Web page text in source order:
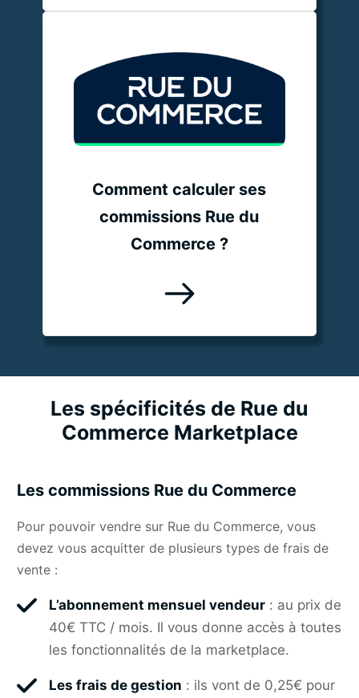
Comment calculer ses
commissions Rue du
Commerce ?
Les spécificités de Rue du
Commerce Marketplace
Les commissions Rue du Commerce
Pour pouvoir vendre sur Rue du Commerce, vous
devez vous acquitter de plusieurs types de frais de
vente :
L’abonnement mensuel vendeur: au prix de
40€ TTC / mois. Il vous donne accès à toutes
les fonctionnalités de la marketplace.
Les frais de gestion : ils vont de 0,25€ pour